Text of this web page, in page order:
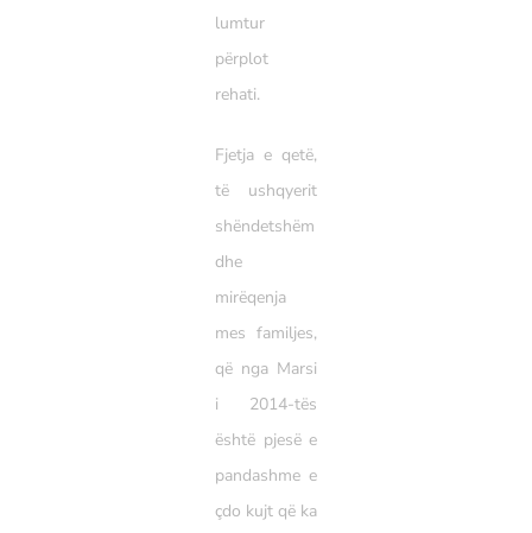
lumtur
përplot
rehati.
Fjetja e qetë,
të ushqyerit
shëndetshëm
dhe
mirëqenja
mes familjes,
që nga Marsi
i 2014-tës
është pjesë e
pandashme e
çdo kujt që ka